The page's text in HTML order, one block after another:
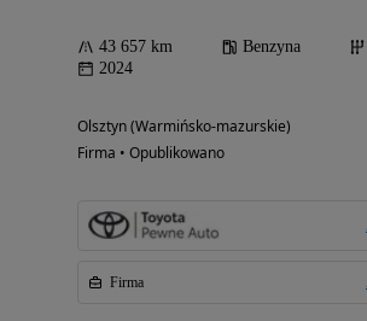
43 657 km Benzyna
2024
Olsztyn (Warmińsko-mazurskie)
Firma • Opublikowano
Firma